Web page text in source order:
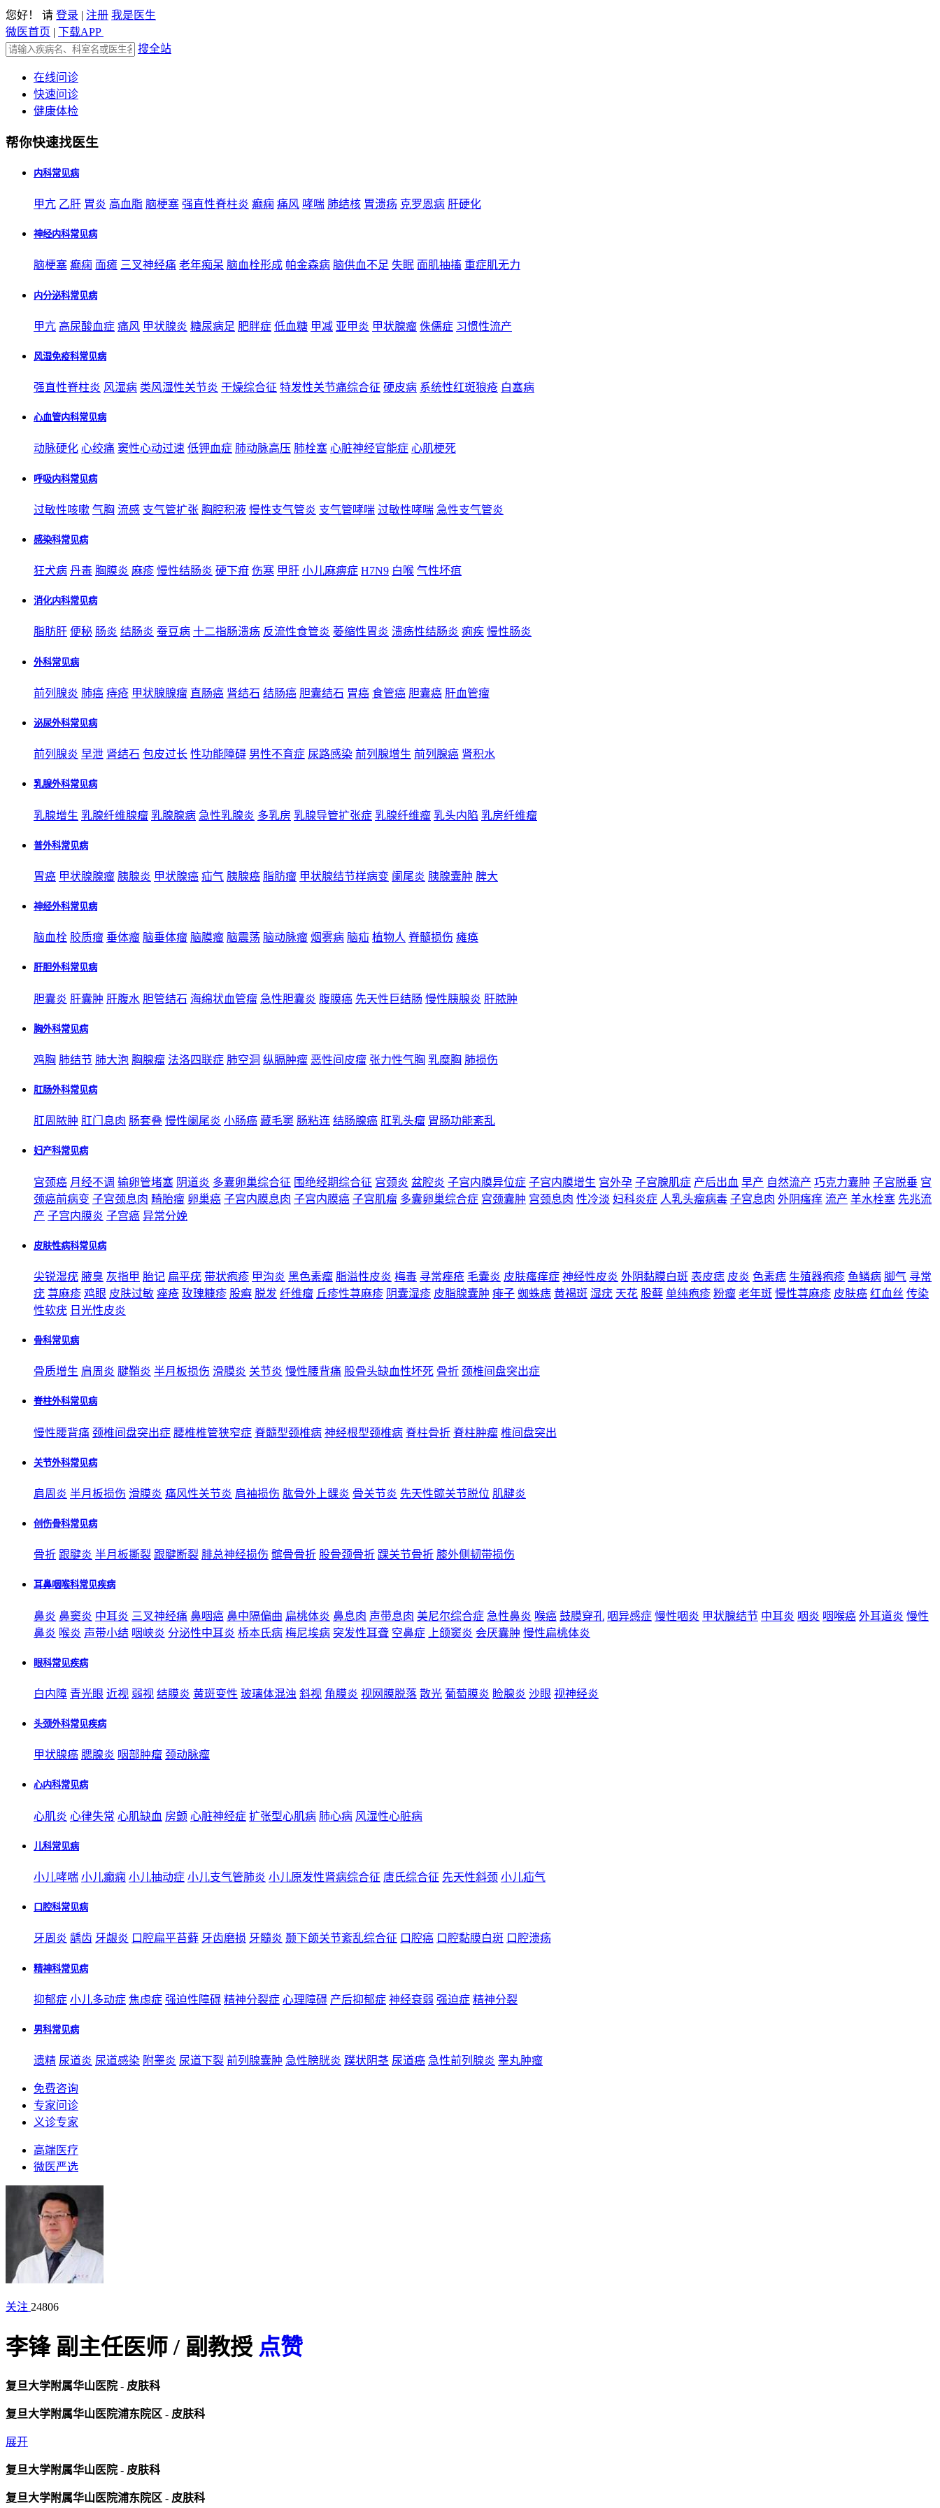
您好！ 请 登录 | 注册 我是医生
微医首页 | 下载APP
搜全站
在线问诊
快速问诊
健康体检
帮你快速找医生
内科常见病
甲亢 乙肝 胃炎 高血脂 脑梗塞 强直性脊柱炎 癫痫 痛风 哮喘 肺结核 胃溃疡 克罗恩病 肝硬化
神经内科常见病
脑梗塞 癫痫 面瘫 三叉神经痛 老年痴呆 脑血栓形成 帕金森病 脑供血不足 失眠 面肌抽搐 重症肌无力
内分泌科常见病
甲亢 高尿酸血症 痛风 甲状腺炎 糖尿病足 肥胖症 低血糖 甲减 亚甲炎 甲状腺瘤 侏儒症 习惯性流产
风湿免疫科常见病
强直性脊柱炎 风湿病 类风湿性关节炎 干燥综合征 特发性关节痛综合征 硬皮病 系统性红斑狼疮 白塞病
心血管内科常见病
动脉硬化 心绞痛 窦性心动过速 低钾血症 肺动脉高压 肺栓塞 心脏神经官能症 心肌梗死
呼吸内科常见病
过敏性咳嗽 气胸 流感 支气管扩张 胸腔积液 慢性支气管炎 支气管哮喘 过敏性哮喘 急性支气管炎
感染科常见病
狂犬病 丹毒 胸膜炎 麻疹 慢性结肠炎 硬下疳 伤寒 甲肝 小儿麻痹症 H7N9 白喉 气性坏疽
消化内科常见病
脂肪肝 便秘 肠炎 结肠炎 蚕豆病 十二指肠溃疡 反流性食管炎 萎缩性胃炎 溃疡性结肠炎 痢疾 慢性肠炎
外科常见病
前列腺炎 肺癌 痔疮 甲状腺腺瘤 直肠癌 肾结石 结肠癌 胆囊结石 胃癌 食管癌 胆囊癌 肝血管瘤
泌尿外科常见病
前列腺炎 早泄 肾结石 包皮过长 性功能障碍 男性不育症 尿路感染 前列腺增生 前列腺癌 肾积水
乳腺外科常见病
乳腺增生 乳腺纤维腺瘤 乳腺腺病 急性乳腺炎 多乳房 乳腺导管扩张症 乳腺纤维瘤 乳头内陷 乳房纤维瘤
普外科常见病
胃癌 甲状腺腺瘤 胰腺炎 甲状腺癌 疝气 胰腺癌 脂肪瘤 甲状腺结节样病变 阑尾炎 胰腺囊肿 脾大
神经外科常见病
脑血栓 胶质瘤 垂体瘤 脑垂体瘤 脑膜瘤 脑震荡 脑动脉瘤 烟雾病 脑疝 植物人 脊髓损伤 瘫痪
肝胆外科常见病
胆囊炎 肝囊肿 肝腹水 胆管结石 海绵状血管瘤 急性胆囊炎 腹膜癌 先天性巨结肠 慢性胰腺炎 肝脓肿
胸外科常见病
鸡胸 肺结节 肺大泡 胸腺瘤 法洛四联症 肺空洞 纵膈肿瘤 恶性间皮瘤 张力性气胸 乳糜胸 肺损伤
肛肠外科常见病
肛周脓肿 肛门息肉 肠套叠 慢性阑尾炎 小肠癌 藏毛窦 肠粘连 结肠腺癌 肛乳头瘤 胃肠功能紊乱
妇产科常见病
宫颈癌 月经不调 输卵管堵塞 阴道炎 多囊卵巢综合征 围绝经期综合征 宫颈炎 盆腔炎 子宫内膜异位症 子宫内膜增生 宫外孕 子宫腺肌症 产后出血 早产 自然流产 巧克力囊肿 子宫脱垂 宫
颈癌前病变 子宫颈息肉 畸胎瘤 卵巢癌 子宫内膜息肉 子宫内膜癌 子宫肌瘤 多囊卵巢综合症 宫颈囊肿 宫颈息肉 性冷淡 妇科炎症 人乳头瘤病毒 子宫息肉 外阴瘙痒 流产 羊水栓塞 先兆流
产 子宫内膜炎 子宫癌 异常分娩
皮肤性病科常见病
尖锐湿疣 腋臭 灰指甲 胎记 扁平疣 带状疱疹 甲沟炎 黑色素瘤 脂溢性皮炎 梅毒 寻常痤疮 毛囊炎 皮肤瘙痒症 神经性皮炎 外阴黏膜白斑 表皮痣 皮炎 色素痣 生殖器疱疹 鱼鳞病 脚气 寻常
疣 荨麻疹 鸡眼 皮肤过敏 痤疮 玫瑰糠疹 股癣 脱发 纤维瘤 丘疹性荨麻疹 阴囊湿疹 皮脂腺囊肿 痱子 蜘蛛痣 黄褐斑 湿疣 天花 股藓 单纯疱疹 粉瘤 老年斑 慢性荨麻疹 皮肤癌 红血丝 传染
性软疣 日光性皮炎
骨科常见病
骨质增生 肩周炎 腱鞘炎 半月板损伤 滑膜炎 关节炎 慢性腰背痛 股骨头缺血性坏死 骨折 颈椎间盘突出症
脊柱外科常见病
慢性腰背痛 颈椎间盘突出症 腰椎椎管狭窄症 脊髓型颈椎病 神经根型颈椎病 脊柱骨折 脊柱肿瘤 椎间盘突出
关节外科常见病
肩周炎 半月板损伤 滑膜炎 痛风性关节炎 肩袖损伤 肱骨外上髁炎 骨关节炎 先天性髋关节脱位 肌腱炎
创伤骨科常见病
骨折 跟腱炎 半月板撕裂 跟腱断裂 腓总神经损伤 髌骨骨折 股骨颈骨折 踝关节骨折 膝外侧韧带损伤
耳鼻咽喉科常见疾病
鼻炎 鼻窦炎 中耳炎 三叉神经痛 鼻咽癌 鼻中隔偏曲 扁桃体炎 鼻息肉 声带息肉 美尼尔综合症 急性鼻炎 喉癌 鼓膜穿孔 咽异感症 慢性咽炎 甲状腺结节 中耳炎 咽炎 咽喉癌 外耳道炎 慢性
鼻炎 喉炎 声带小结 咽峡炎 分泌性中耳炎 桥本氏病 梅尼埃病 突发性耳聋 空鼻症 上颌窦炎 会厌囊肿 慢性扁桃体炎
眼科常见疾病
白内障 青光眼 近视 弱视 结膜炎 黄斑变性 玻璃体混浊 斜视 角膜炎 视网膜脱落 散光 葡萄膜炎 睑腺炎 沙眼 视神经炎
头颈外科常见疾病
甲状腺癌 腮腺炎 咽部肿瘤 颈动脉瘤
心内科常见病
心肌炎 心律失常 心肌缺血 房颤 心脏神经症 扩张型心肌病 肺心病 风湿性心脏病
儿科常见病
小儿哮喘 小儿癫痫 小儿抽动症 小儿支气管肺炎 小儿原发性肾病综合征 唐氏综合征 先天性斜颈 小儿疝气
口腔科常见病
牙周炎 龋齿 牙龈炎 口腔扁平苔藓 牙齿磨损 牙髓炎 颞下颌关节紊乱综合征 口腔癌 口腔黏膜白斑 口腔溃疡
精神科常见病
抑郁症 小儿多动症 焦虑症 强迫性障碍 精神分裂症 心理障碍 产后抑郁症 神经衰弱 强迫症 精神分裂
男科常见病
遗精 尿道炎 尿道感染 附睾炎 尿道下裂 前列腺囊肿 急性膀胱炎 蹼状阴茎 尿道癌 急性前列腺炎 睾丸肿瘤
免费咨询
专家问诊
义诊专家
高端医疗
微医严选
关注 24806
李锋 副主任医师 / 副教授 点赞
复旦大学附属华山医院 - 皮肤科
复旦大学附属华山医院浦东院区 - 皮肤科
展开
复旦大学附属华山医院 - 皮肤科
复旦大学附属华山医院浦东院区 - 皮肤科